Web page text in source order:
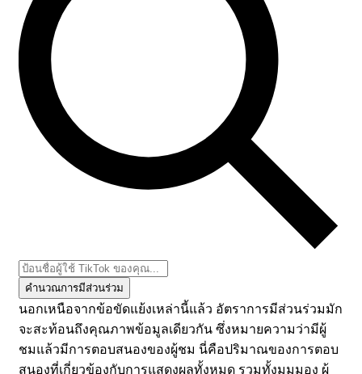
คำนวณการมีส่วนร่วม
นอกเหนือจากข้อขัดแย้งเหล่านี้แล้ว อัตราการมีส่วนร่วมมัก
จะสะท้อนถึงคุณภาพข้อมูลเดียวกัน ซึ่งหมายความว่ามีผู้
ชมแล้วมีการตอบสนองของผู้ชม นี่คือปริมาณของการตอบ
สนองที่เกี่ยวข้องกับการแสดงผลทั้งหมด รวมทั้งมุมมอง ผู้